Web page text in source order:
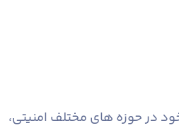
در حوزه های مختلف امنیتی،